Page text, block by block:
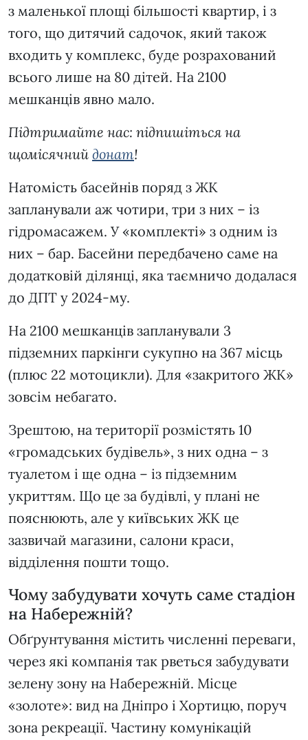
з маленької площі більшості квартир, і з
того, що дитячий садочок, який також
входить у комплекс, буде розрахований
всього лише на 80 дітей. На 2100
мешканців явно мало.
Підтримайте нас: підпишіться на
щомісячний донат!
Натомість басейнів поряд з ЖК
запланували аж чотири, три з них – із
гідромасажем. У «комплекті» з одним із
них – бар. Басейни передбачено саме на
додатковій ділянці, яка таємничо додалася
до ДПТ у 2024-му.
На 2100 мешканців запланували 3
підземних паркінги сукупно на 367 місць
(плюс 22 мотоцикли). Для «закритого ЖК»
зовсім небагато.
Зрештою, на території розмістять 10
«громадських будівель», з них одна – з
туалетом і ще одна – із підземним
укриттям. Що це за будівлі, у плані не
пояснюють, але у київських ЖК це
зазвичай магазини, салони краси,
відділення пошти тощо.
Чому забудувати хочуть саме стадіон
на Набережній?
Обґрунтування містить численні переваги,
через які компанія так рветься забудувати
зелену зону на Набережній. Місце
«золоте»: вид на Дніпро і Хортицю, поруч
зона рекреації. Частину комунікацій